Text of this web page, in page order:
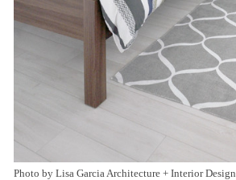
Photo by Lisa Garcia Architecture + Interior Design